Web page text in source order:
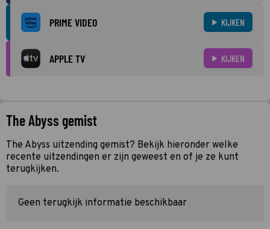
PRIME VIDEO KIJKEN
APPLE TV KIJKEN
The Abyss gemist
The Abyss uitzending gemist? Bekijk hieronder welke
recente uitzendingen er zijn geweest en of je ze kunt
terugkijken.
Geen terugkijk informatie beschikbaar